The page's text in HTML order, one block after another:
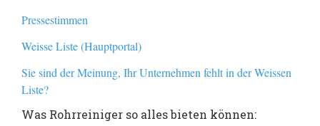
Pressestimmen
Weisse Liste (Hauptportal)
Sie sind der Meinung, Ihr Unternehmen fehlt in der Weissen
Liste?
Was Rohrreiniger so alles bieten können: